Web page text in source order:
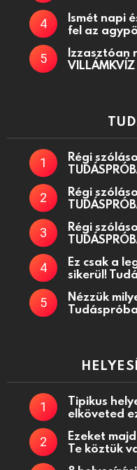
Ismét napi
fel az
Izzasztóan
Régi
Régi
Régi
Ez csak a
sikerül!
Nézzük
Tipikus
elköveted
Ezeket
Te köztük